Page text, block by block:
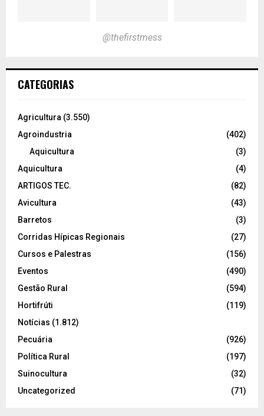
@thefirstmess
CATEGORIAS
Agricultura (3.550)
Agroindustria
(402)
Aquicultura
(3)
Aquicultura
(4)
ARTIGOS TEC.
(82)
Avicultura
(43)
Barretos
(3)
Corridas Hípicas Regionais
(27)
Cursos e Palestras
(156)
Eventos
(490)
Gestão Rural
(594)
Hortifrúti
(119)
Notícias (1.812)
Pecuária
(926)
Política Rural
(197)
Suinocultura
(32)
Uncategorized
(71)